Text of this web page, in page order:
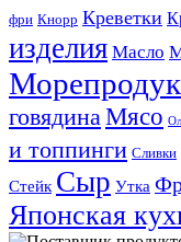
фри Кнорр Креветки
изделия Масло
говядинаМясо
и топпинги Сливки
Стейк Сыр Утка
Японская